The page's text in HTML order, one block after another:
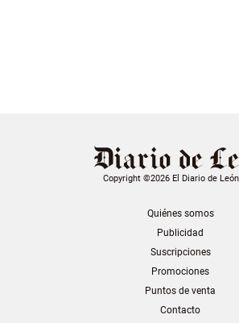
Copyright ©2026 El Diario de
Quiénes somos
Publicidad
Suscripciones
Promociones
Puntos de venta
Contacto